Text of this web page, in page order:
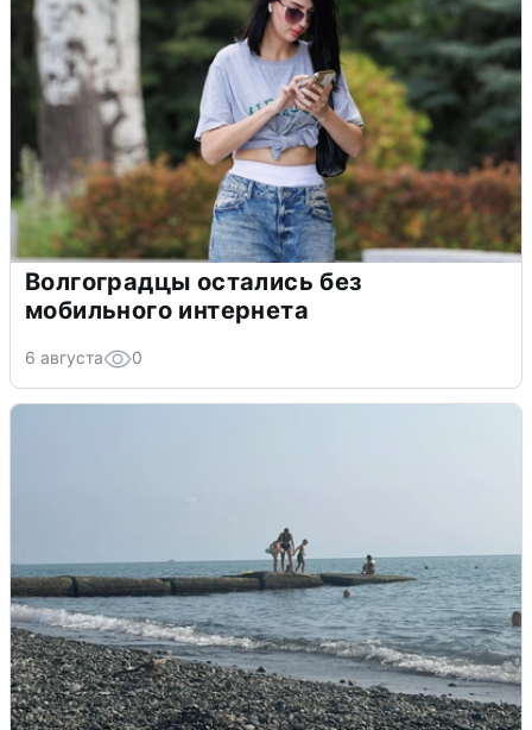
Волгоградцы остались без
мобильного интернета
6 августа 0